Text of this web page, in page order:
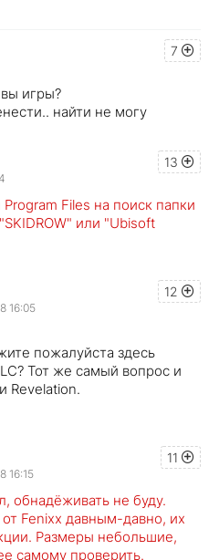
7
игры?
найти не могу
13
Files на поиск папки
или "Ubisoft
12
16:05
пожалуйста здесь
Тот же самый вопрос и
Revelation.
11
16:15
обнадёживать не буду.
Fenixx давным-давно, их
Размеры небольшие,
самому проверить.